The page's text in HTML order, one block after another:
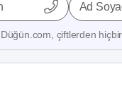
Ad
Düğün.com, çiftlerden